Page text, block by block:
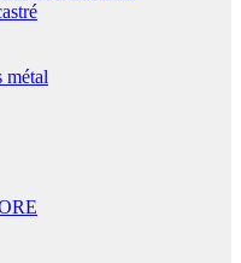
métal